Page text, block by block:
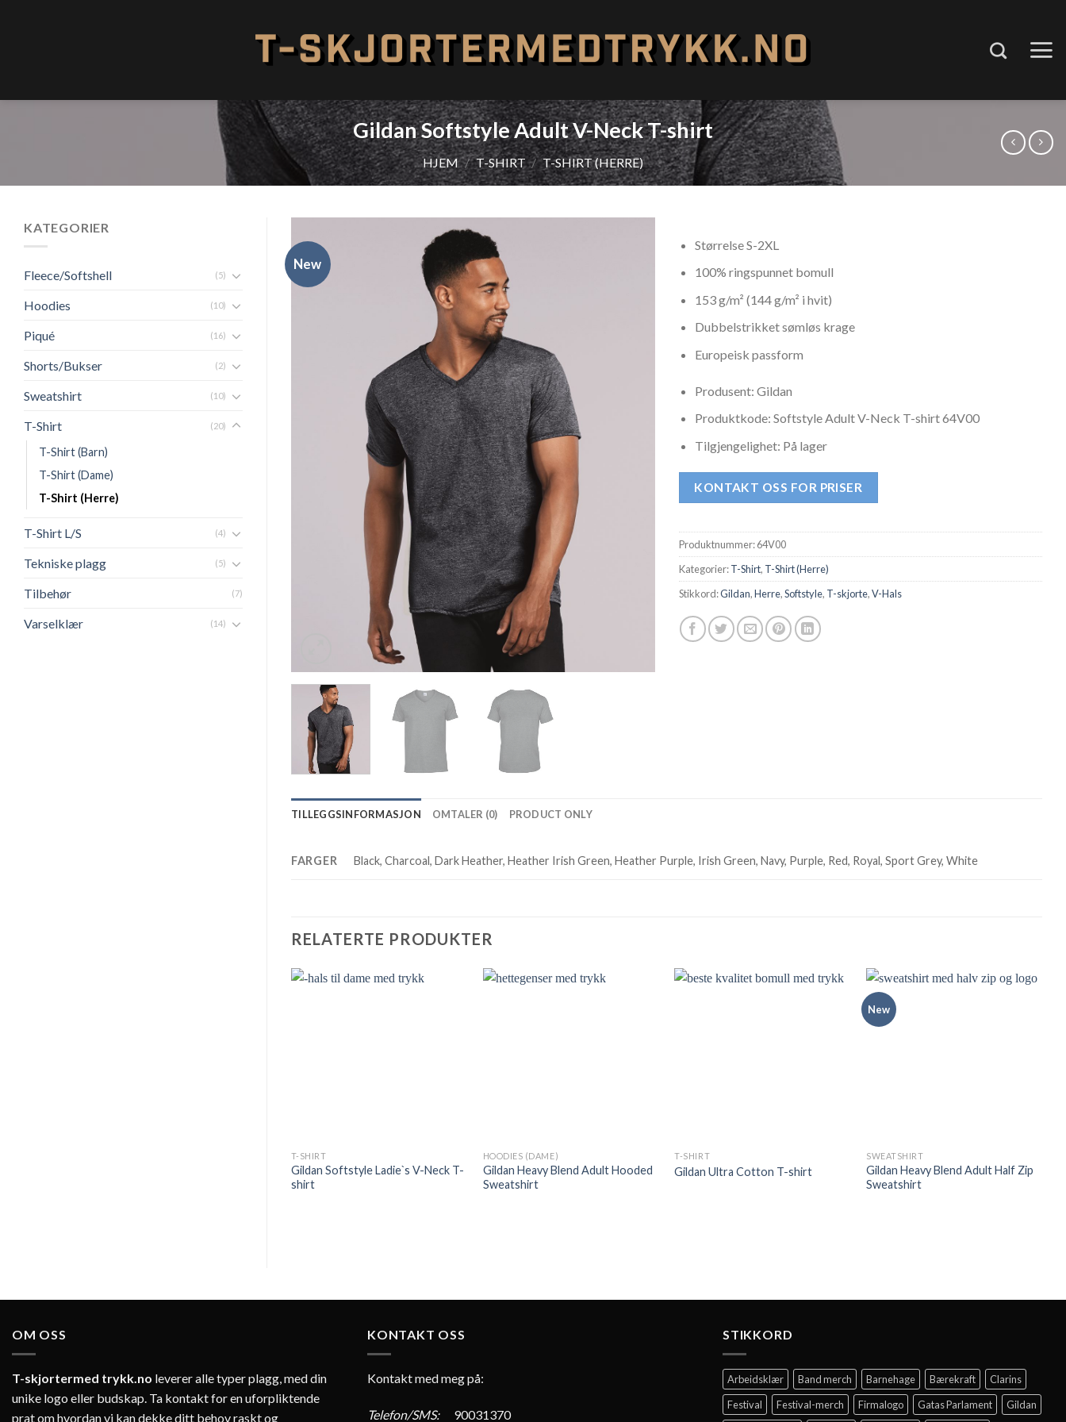
Gildan Softstyle Adult V-Neck T-shirt
HJEM / T-SHIRT / T-SHIRT (HERRE)
KATEGORIER
Fleece/Softshell (5)
Hoodies (10)
Piqué (16)
Shorts/Bukser (2)
Sweatshirt (10)
T-Shirt (20)
T-Shirt (Barn)
T-Shirt (Dame)
T-Shirt (Herre)
T-Shirt L/S (4)
Tekniske plagg (5)
Tilbehør (7)
Varselklær (14)
New
Størrelse S-2XL
100% ringspunnet bomull
153 g/m² (144 g/m² i hvit)
Dubbelstrikket sømløs krage
Europeisk passform
Produsent: Gildan
Produktkode: Softstyle Adult V-Neck T-shirt 64V00
Tilgjengelighet: På lager
KONTAKT OSS FOR PRISER
Produktnummer:64V00
Kategorier:T-Shirt, T-Shirt (Herre)
Stikkord:Gildan,Herre,Softstyle, T-skjorte,V-Hals
TILLEGGSINFORMASJON OMTALER (0) PRODUCT ONLY
FARGER Black, Charcoal, Dark Heather, Heather Irish Green, Heather Purple, Irish Green, Navy, Purple, Red, Royal, Sport Grey, White
RELATERTE PRODUKTER
T-SHIRT
Gildan Softstyle Ladie`s V-Neck T-
shirt
HOODIES (DAME)
Gildan Heavy Blend Adult Hooded
Sweatshirt
T-SHIRT
Gildan Ultra Cotton T-shirt
New
SWEATSHIRT
Gildan Heavy Blend Adult Half Zip
Sweatshirt
OM OSS
T-skjortermed trykk.no leverer alle typer plagg, med din
unike logo eller budskap. Ta kontakt for en uforpliktende
prat om hvordan vi kan dekke ditt behov raskt og
KONTAKT OSS
Kontakt med meg på:
Telefon/SMS: 90031370
STIKKORD
Arbeidsklær Band merch Barnehage Bærekraft
Clarins
Festival
Festival-merch Firmalogo Gatas Parlament Gildan